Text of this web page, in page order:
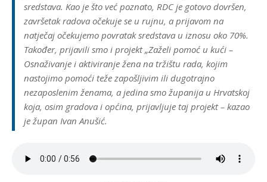
sredstava. Kao je što već poznato, RDC je gotovo dovršen,
završetak radova očekuje se u rujnu, a prijavom na
natječaj očekujemo povratak sredstava u iznosu oko 70%.
Također, prijavili smo i projekt „Zaželi pomoć u kući –
Osnaživanje i aktiviranje žena na tržištu rada, kojim
nastojimo pomoći teže zapošljivim ili dugotrajno
nezaposlenim ženama, a jedina smo županija u Hrvatskoj
koja, osim gradova i općina, prijavljuje taj projekt – kazao
je župan Ivan Anušić.